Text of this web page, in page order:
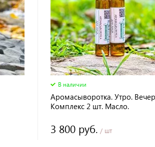
В наличии
Аромасыворотка. Утро.
Комплекс 2 шт. Масло.
3 800 руб. / шт